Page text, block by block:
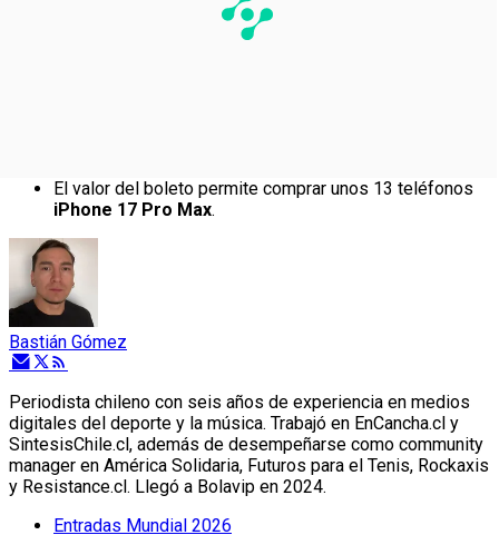
El valor del boleto permite comprar unos 13 teléfonos
iPhone 17 Pro Max.
Bastián Gómez
Periodista chileno con seis años de experiencia en medios
digitales del deporte y la música. Trabajó en EnCancha.cl y
SintesisChile.cl, además de desempeñarse como community
manager en América Solidaria, Futuros para el Tenis, Rockaxis
y Resistance.cl. Llegó a Bolavip en 2024.
Entradas Mundial 2026